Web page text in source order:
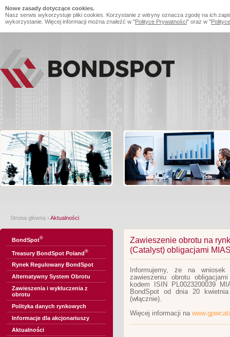
Nowe zasady dotyczące cookies.
Nasz serwis wykorzystuje pliki cookies. Korzystanie z witryny oznacza zgodę na ich
wykorzystanie. Więcej informacji można znaleźć w "Polityce Prywatności" oraz w "
Strona główna › Aktualności
BondSpot®
Treasury BondSpot Poland®
Rynek Regulowany BondSpot
Alternatywny System Obrotu
Zawieszenia i wykluczenia z
obrotu
Polityka danych rynkowych
Informacje dla akcjonariuszy
Aktualności
Zawieszenie obrotu na
(Catalyst) obligacjami
Informujemy, że na wniosek
zawieszeniu obrotu
kodem ISIN PL0023200039
BondSpot od dnia 20
(włącznie).
Więcej informacji na